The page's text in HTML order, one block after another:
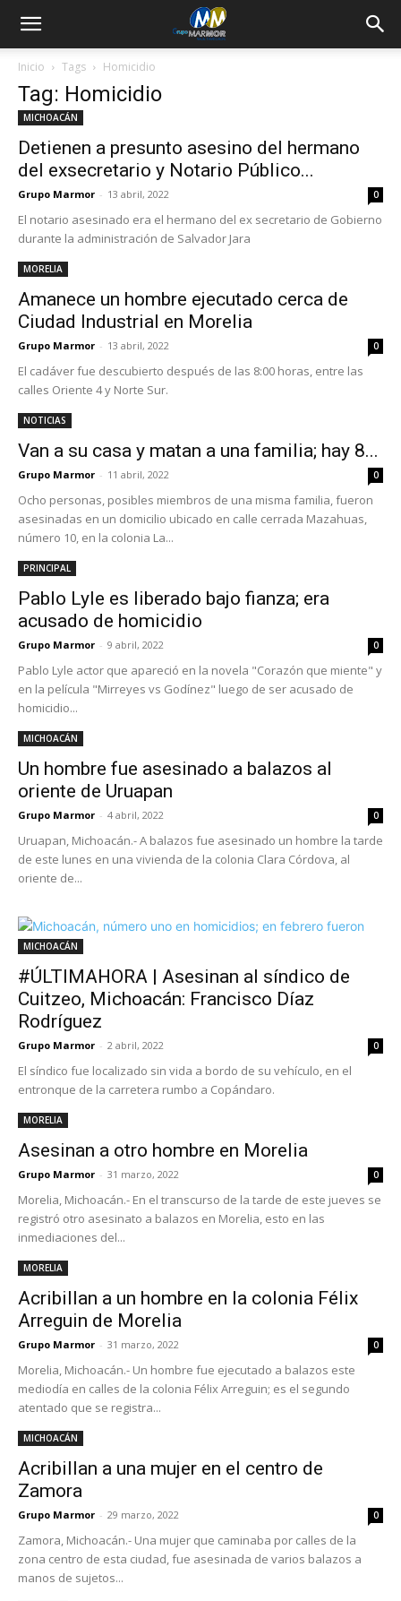
Inicio Tags Homicidio
Tag: Homicidio
MICHOACÁN
Detienen a presunto asesino del hermano
del exsecretario y Notario Público...
Grupo Marmor - 13 abril, 2022 0
El notario asesinado era el hermano del ex secretario de Gobierno
durante la administración de Salvador Jara
MORELIA
Amanece un hombre ejecutado cerca de
Ciudad Industrial en Morelia
Grupo Marmor - 13 abril, 2022 0
El cadáver fue descubierto después de las 8:00 horas, entre las
calles Oriente 4 y Norte Sur.
NOTICIAS
Van a su casa y matan a una familia; hay 8...
Grupo Marmor - 11 abril, 2022 0
Ocho personas, posibles miembros de una misma familia, fueron
asesinadas en un domicilio ubicado en calle cerrada Mazahuas,
número 10, en la colonia La...
PRINCIPAL
Pablo Lyle es liberado bajo fianza; era
acusado de homicidio
Grupo Marmor - 9 abril, 2022 0
Pablo Lyle actor que apareció en la novela "Corazón que miente" y
en la película "Mirreyes vs Godínez" luego de ser acusado de
homicidio...
MICHOACÁN
Un hombre fue asesinado a balazos al
oriente de Uruapan
Grupo Marmor - 4 abril, 2022 0
Uruapan, Michoacán.- A balazos fue asesinado un hombre la tarde
de este lunes en una vivienda de la colonia Clara Córdova, al
oriente de...
MICHOACÁN
#ÚLTIMAHORA | Asesinan al síndico de
Cuitzeo, Michoacán: Francisco Díaz
Rodríguez
Grupo Marmor - 2 abril, 2022 0
El síndico fue localizado sin vida a bordo de su vehículo, en el
entronque de la carretera rumbo a Copándaro.
MORELIA
Asesinan a otro hombre en Morelia
Grupo Marmor - 31 marzo, 2022 0
Morelia, Michoacán.- En el transcurso de la tarde de este jueves se
registró otro asesinato a balazos en Morelia, esto en las
inmediaciones del...
MORELIA
Acribillan a un hombre en la colonia Félix
Arreguin de Morelia
Grupo Marmor - 31 marzo, 2022 0
Morelia, Michoacán.- Un hombre fue ejecutado a balazos este
mediodía en calles de la colonia Félix Arreguin; es el segundo
atentado que se registra...
MICHOACÁN
Acribillan a una mujer en el centro de
Zamora
Grupo Marmor - 29 marzo, 2022 0
Zamora, Michoacán.- Una mujer que caminaba por calles de la
zona centro de esta ciudad, fue asesinada de varios balazos a
manos de sujetos...